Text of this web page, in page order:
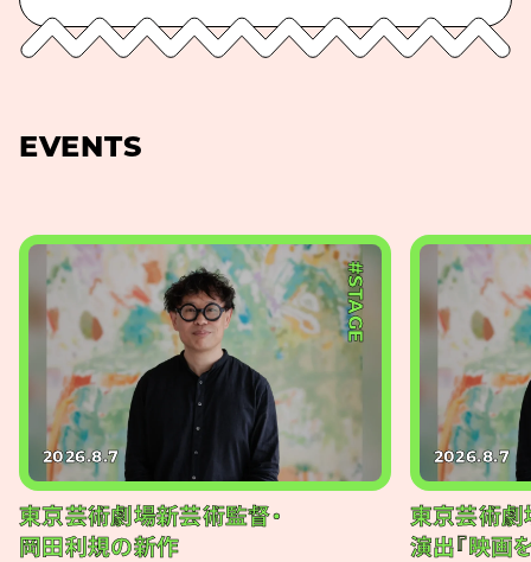
EVENTS
#STAGE
2026.8.7
東京芸術劇場新芸術監督・
岡田利規の新作
2026.8.7
東京芸術劇
演出『映画